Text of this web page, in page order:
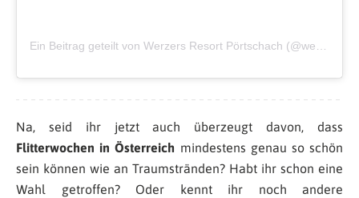
Ein Beitrag geteilt von Werzers Resort Pörtschach (@werzersresort)
Na, seid ihr jetzt auch überzeugt davon, dass
Flitterwochen in Österreich mindestens genau so schön
sein können wie an Traumstränden? Habt ihr schon eine
Wahl getroffen? Oder kennt ihr noch andere